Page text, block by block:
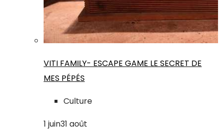
VITI FAMILY- ESCAPE GAME LE SECRET DE
MES PÉPÉS
Culture
1 juin31 août